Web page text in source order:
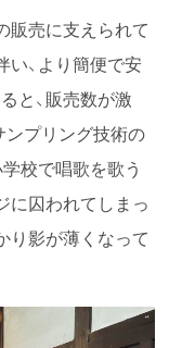
販売に支えられて
い、より簡便で安
と、販売数が激
ンプリング技術の
校で唱歌を歌う
に囚われてしまっ
り影が薄くなって